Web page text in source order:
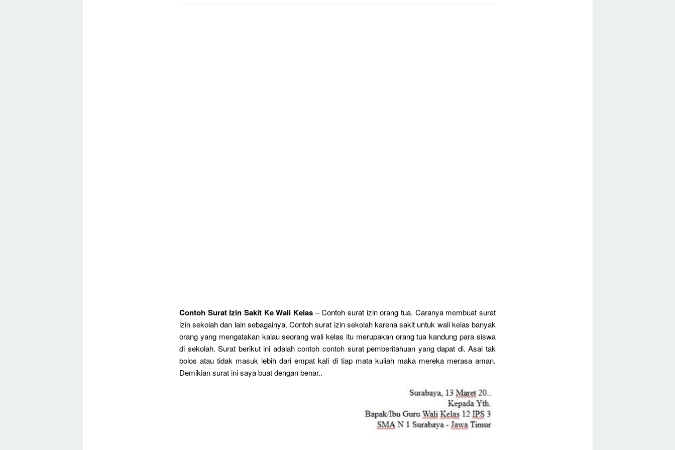
Contoh Surat Izin Sakit Ke Wali Kelas – Contoh surat izin orang tua. Caranya membuat surat
izin sekolah dan lain sebagainya. Contoh surat izin sekolah karena sakit untuk wali kelas banyak
orang yang mengatakan kalau seorang wali kelas itu merupakan orang tua kandung para siswa
di sekolah. Surat berikut ini adalah contoh contoh surat pemberitahuan yang dapat di. Asal tak
bolos atau tidak masuk lebih dari empat kali di tiap mata kuliah maka mereka merasa aman.
Demikian surat ini saya buat dengan benar..